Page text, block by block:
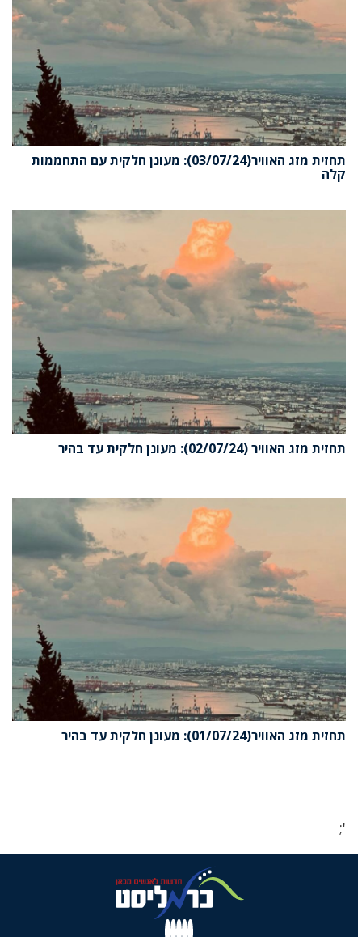
תחזית מזג האוויר(03/07/24): מעונן חלקית עם התחממות
מזג האוויר (02/07/24): מעונן חלקית עד בהיר
מזג האוויר(01/07/24): מעונן חלקית עד בהיר